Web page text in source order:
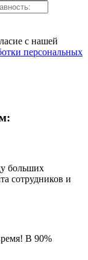
с нашей
персональных
больших
сотрудников и
В 90%